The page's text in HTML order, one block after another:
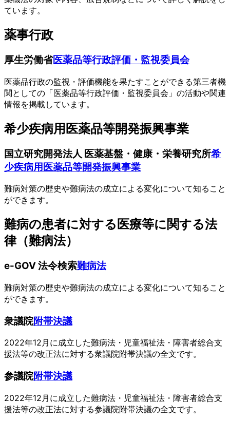
ています。
薬事行政
厚生労働省医薬品等行政評価・監視委員会
医薬品行政の監視・評価機能を果たすことができる第三者機
関としての「医薬品等行政評価・監視委員会」の活動や関連
情報を掲載しています。
希少疾病用医薬品等開発振興事業
国立研究開発法人 医薬基盤・健康・栄養研究所希
少疾病用医薬品等開発振興事業
難病対策の歴史や難病法の成立による変化について知ること
ができます。
難病の患者に対する医療等に関する法
律（難病法）
e-GOV 法令検索難病法
難病対策の歴史や難病法の成立による変化について知ること
ができます。
衆議院附帯決議
2022年12月に成立した難病法・児童福祉法・障害者総合支
援法等の改正法に対する衆議院附帯決議の全文です。
参議院附帯決議
2022年12月に成立した難病法・児童福祉法・障害者総合支
援法等の改正法に対する参議院附帯決議の全文です。